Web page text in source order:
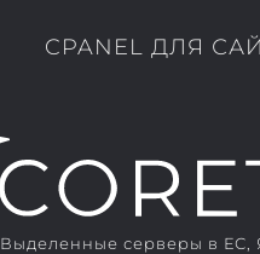
CPANEL ДЛЯ
Выделенные серверы в